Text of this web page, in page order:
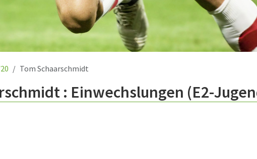
Tom Schaarschmidt
: Einwechslungen (E2-